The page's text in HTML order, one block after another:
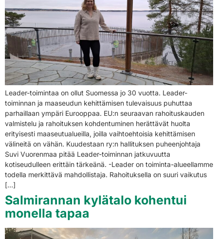
Leader-toimintaa on ollut Suomessa jo 30 vuotta. Leader-
toiminnan ja maaseudun kehittämisen tulevaisuus puhuttaa
parhaillaan ympäri Eurooppaa. EU:n seuraavan rahoituskauden
valmistelu ja rahoituksen kohdentuminen herättävät huolta
erityisesti maaseutualueilla, joilla vaihtoehtoisia kehittämisen
välineitä on vähän. Kuudestaan ry:n hallituksen puheenjohtaja
Suvi Vuorenmaa pitää Leader-toiminnan jatkuvuutta
kotiseudulleen erittäin tärkeänä. -Leader on toiminta-alueellamme
todella merkittävä mahdollistaja. Rahoituksella on suuri vaikutus
[…]
Salmirannan kylätalo kohentui
monella tapaa